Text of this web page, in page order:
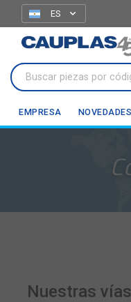
ES
EMPRESA NOVEDADES
Nuestras
Asistente de
Hola 👋 Soy CauBot, tu